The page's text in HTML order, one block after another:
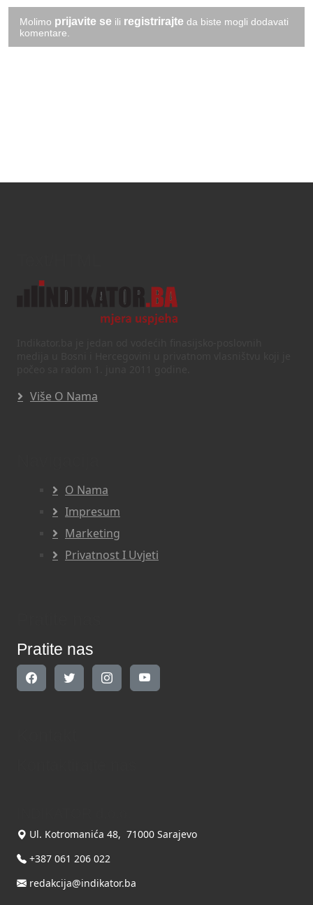
Molimo prijavite se ili registrirajte da biste mogli dodavati
komentare.
Više O Nama
O Nama
Impresum
Marketing
Privatnost I Uvjeti
Pratite nas
Ul. Kotromanića 48, 71000 Sarajevo
+387 061 206 022
redakcija@indikator.ba